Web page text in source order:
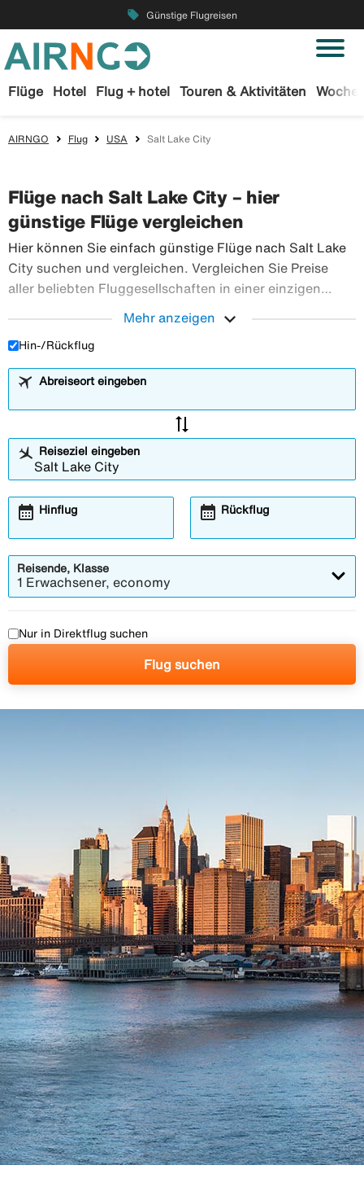
local_offer Günstige Flugreisen
Flüge Hotel Flug + hotel Touren & Aktivitäten
AIRNGO Flug USA Salt Lake City
Flüge nach Salt Lake City – hier
günstige Flüge vergleichen
Hier können Sie einfach günstige Flüge nach Salt Lake
City suchen und vergleichen. Vergleichen Sie Preise
aller beliebten Fluggesellschaften in einer einzigen
wir haben ein riesiges Angebot an Flugreisen in die
ganze Welt.Hier können Sie einfach günstige Flüge nach
Mehr anzeigen expand_more
Hin-/Rückflug
Abreiseort eingeben
sync_alt
Reiseziel eingeben
Hinflug
calendar_month Rückflug
calendar_month
Reisende, Klasse
1 Erwachsener, economy
Nur in Direktflug suchen
Flug suchen